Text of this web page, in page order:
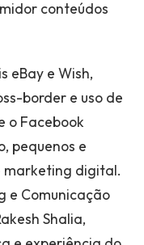
conteúdos
eBay e Wish,
border e uso de
o Facebook
pequenos e
marketing digital.
e Comunicação
Shalia,